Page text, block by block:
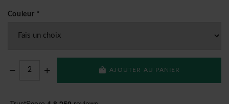
Couleur *
AJOUTER AU PANIER